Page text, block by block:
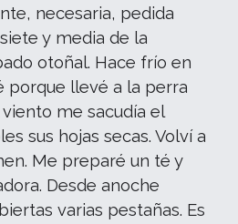
necesaria, pedida
y media de la
otoñal. Hace frío en
porque llevé a la perra
me sacudía el
sus hojas secas. Volví a
Me preparé un té y
Desde anoche
varias pestañas. Es